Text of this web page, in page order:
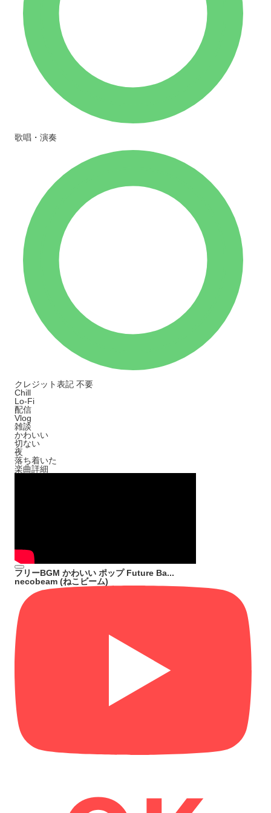
歌唱・演奏
クレジット表記 不要
Chill
Lo-Fi
配信
Vlog
雑談
かわいい
切ない
夜
落ち着いた
楽曲詳細
フリーBGM かわいい ポップ Future Ba...
necobeam (ねこビーム)